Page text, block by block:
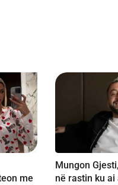
me
Mungon
në rastin ku ai